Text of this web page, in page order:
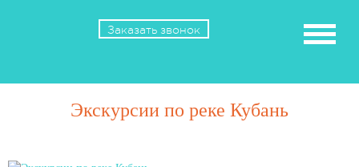
Заказать звонок
Экскурсии по реке Кубань